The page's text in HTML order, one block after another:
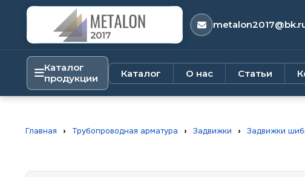
Каталог
продукции
Каталог О нас Статьи
Главная › Трубопроводная арматура › Задвижки › Задвижки